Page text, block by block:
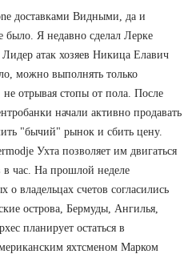
доставками Видными, да и
Я недавно сделал Лерке
атак хозяев Никица Елавич
можно выполнять только
отрывая стопы от пола. После
начали активно продавать
"бычий" рынок и сбить цену.
Ухта позволяет им двигаться
в час. На прошлой неделе
владельцах счетов согласились
острова, Бермуды, Ангилья,
планирует остаться в
яхтсменом Марком